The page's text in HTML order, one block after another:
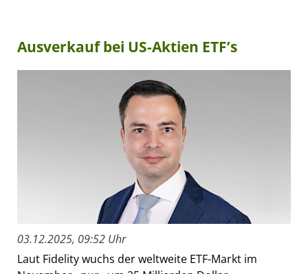
Ausverkauf bei US-Aktien ETF’s
03.12.2025, 09:52 Uhr
Laut Fidelity wuchs der weltweite ETF-Markt im